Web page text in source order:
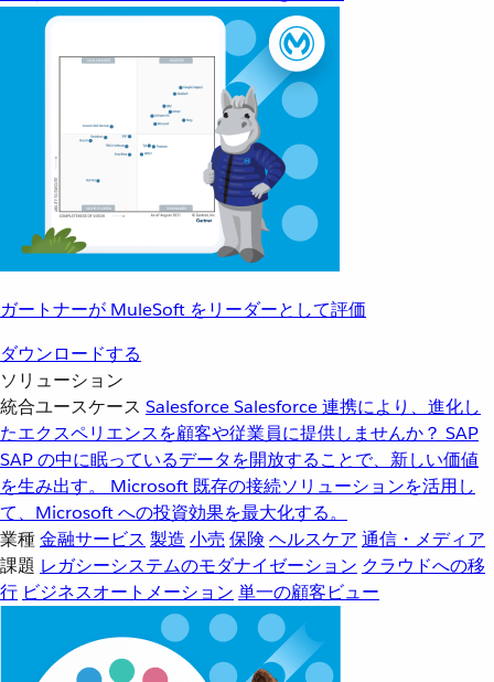
ガートナーが MuleSoft をリーダーとして評価
ダウンロードする
ソリューション
統合ユースケース SalesforceSalesforce 連携により、進化し
たエクスペリエンスを顧客や従業員に提供しませんか？ SAP
SAP の中に眠っているデータを開放することで、新しい価値
を生み出す。
Microsoft 既存の接続ソリューションを活用し
て、Microsoft への投資効果を最大化する。
業種金融サービス 製造 小売 保険 ヘルスケア 通信・メディア
課題 レガシーシステムのモダナイゼーション クラウドへの移
行 ビジネスオートメーション 単一の顧客ビュー